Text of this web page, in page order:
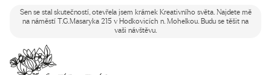
Sen se stal skutečností, otevřela jsem krámek Kreativního světa. Najdete mě
na náměstí T.G.Masaryka 215 v Hodkovicích n. Mohelkou. Budu se těšit na
vaši návštěvu.